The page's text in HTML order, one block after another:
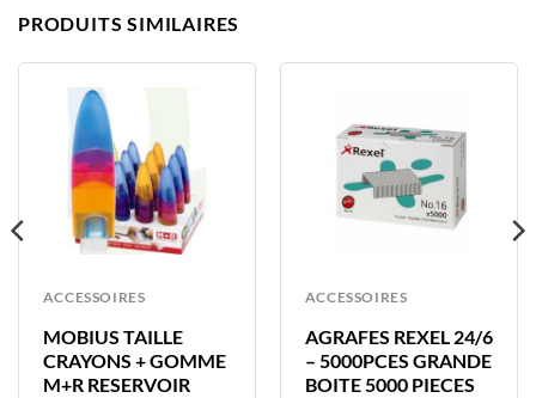
PRODUITS SIMILAIRES
ACCESSOIRES
MOBIUS TAILLE
CRAYONS + GOMME
M+R RESERVOIR
ACCESSOIRES
AGRAFES REXEL 24/6
– 5000PCES GRANDE
BOITE 5000 PIECES